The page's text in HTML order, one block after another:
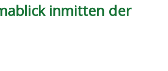
inmitten der